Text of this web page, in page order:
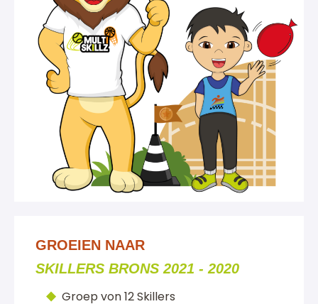
GROEIEN NAAR
SKILLERS BRONS 2021 - 2020
Groep von 12 Skillers